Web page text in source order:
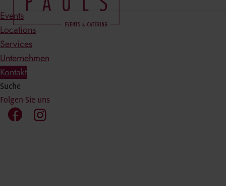
Events
Locations
Services
Unternehmen
Kontakt
Suche
Folgen Sie uns